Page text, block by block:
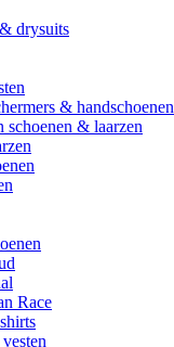
drysuits
& handschoenen
schoenen & laarzen
Race